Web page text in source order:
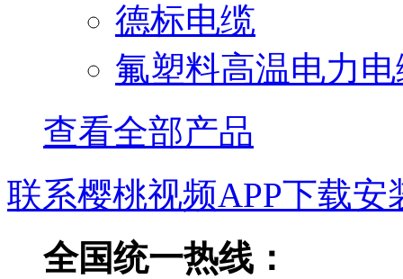
德标电缆
氟塑料高温电力
查看全部产品
联系樱桃视频APP下载安
全国统一热线：